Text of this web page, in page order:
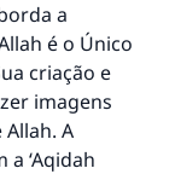
a
é o Único
criação e
imagens
A
‘Aqidah